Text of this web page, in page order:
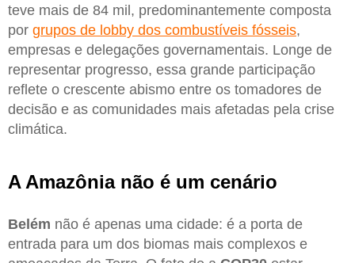
teve mais de 84 mil, predominantemente composta
por grupos de lobby dos combustíveis fósseis,
empresas e delegações governamentais. Longe de
representar progresso, essa grande participação
reflete o crescente abismo entre os tomadores de
decisão e as comunidades mais afetadas pela crise
climática.
A Amazônia não é um cenário
Belém não é apenas uma cidade: é a porta de
entrada para um dos biomas mais complexos e